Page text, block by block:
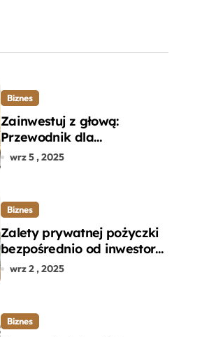
Biznes
Zainwestuj z głową:
Przewodnik dla
początkujących w zakupie
wrz 5 , 2025
Biznes
Zalety prywatnej pożyczki
bezpośrednio od inwestora
– dlaczego warto?
wrz 2 , 2025
Biznes